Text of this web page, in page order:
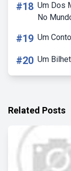
#18 Um Dos
No
#19 Um
#20 Um
Related Posts